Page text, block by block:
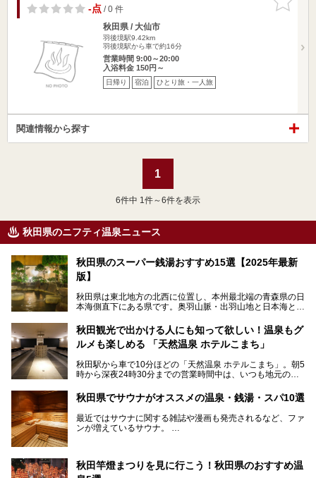
りに追加
-点/ 0 件
秋田県 / 大仙市
羽後境駅9.42km
羽後境駅から車で約16分
営業時間 9:00～20:00
入浴料金 150円～
日帰り 宿泊 ひとり旅・一人旅
関連情報から探す
1
6件中 1件～6件を表示
秋田県のニフティ温泉ニュース
秋田県のスーパー銭湯おすすめ15選【2025年最新
版】
秋田県は東北地方の北西に位置し、本州最北端の青森県の日
本海側直下にある県です。奥羽山脈・出羽山地と日本海とい
界自然遺産に登録された白神山地のほか、多くの国立公園・
国定公園を擁しています。
「あきたこまち」に代表される米の生産量は国内第3位。米
ハタハタ・しょっつる（魚醤）といった独特の食材も豊富で
す。
げ」など、全国的に有名な催しも多い秋田県。観光旅行にも
役立つ、県内のおすすめスーパー銭湯＆立ち寄り湯情報をご
紹介します。
秋田観光で出かける人にも知って欲しい！温泉もグ
ルメも楽しめる 「天然温泉 ホテルこまち」
秋田駅から車で10分ほどの「天然温泉 ホテルこまち」。朝5
時から深夜24時30分までの営業時間中は、いつも地元の人
岩盤浴入り放題なのに1泊3,500円からと破格の安さ！
観光にも便利な「天然温泉 ホテルこまち」の魅力をたっぷ
りお届けします。
秋田県でサウナがオススメの温泉・銭湯・スパ10選
最近ではサウナに関する雑誌や漫画も発売されるなど、ファ
ンが増えているサウナ。
こだわりを持つ施設も増えています。
秋田竿燈まつりを見に行こう！秋田県のおすすめ温